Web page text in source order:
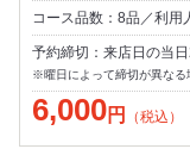
コース品数：8品／利用
予約締切：来店日の当
※曜日によって締切が異なる
6,000円 （税込）